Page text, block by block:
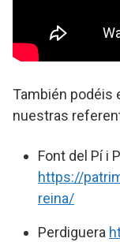
También podéis
nuestras
Font del Pí i
https://
reina/
Perdiguera